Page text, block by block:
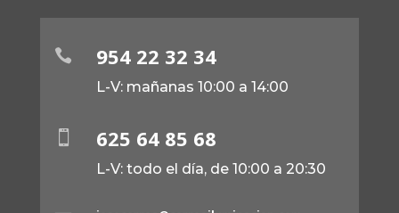
 954 22 32 34
L-V: mañanas 10:00 a 14:00
 625 64 85 68
L-V: todo el día, de 10:00 a 20:30